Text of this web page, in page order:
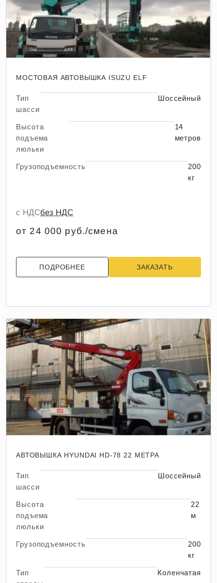
МОСТОВАЯ АВТОВЫШКА ISUZU ELF
Тип
шасси
Шоссейный
Высота
подъема
люльки
14
метров
Грузоподъемность
200
кг
с НДСбез НДС
от 24 000 руб./смена
ПОДРОБНЕЕ ЗАКАЗАТЬ
АВТОВЫШКА HYUNDAI HD-78 22 МЕТРА
Тип
шасси
Шоссейный
Высота
подъема
люльки
22
м
Грузоподъемность
200
кг
Тип
Коленчатая